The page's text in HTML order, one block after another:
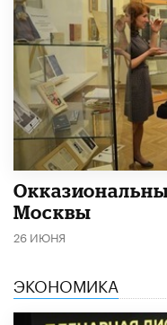
Москвы
26 ИЮНЯ
ЭКОНОМИКА